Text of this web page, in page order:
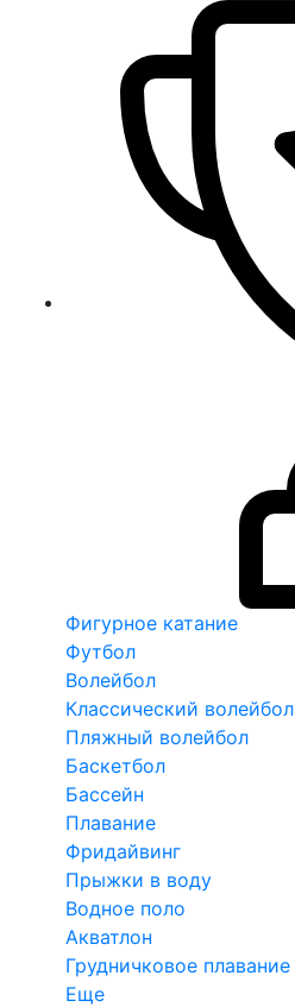
Фигурное катание
Футбол
Волейбол
Классический волейбол
Пляжный волейбол
Баскетбол
Бассейн
Плавание
Фридайвинг
Прыжки в воду
Водное поло
Акватлон
Грудничковое плавание
Еще